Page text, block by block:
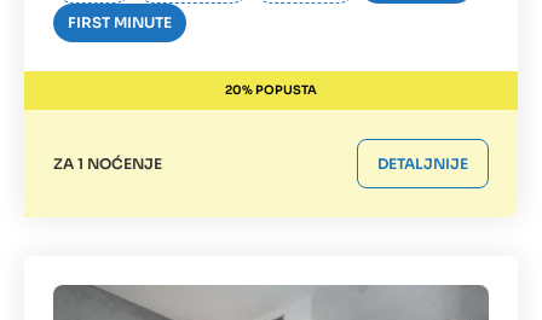
FIRST MINUTE
20% POPUSTA
ZA 1 NOĆENJE DETALJNIJE